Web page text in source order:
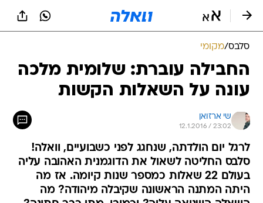
סלבס/מקומי
החבילה עוברת: שלומית מלכה
עונה על השאלות הקשות
שי ארזואן
12.1.2016 / 23:02
לרגל יום הולדתה, שנחגג לפני כשבועיים, וואלה!
סלבס החליטה לשאול את הדוגמנית האהובה עליה
בעולם 22 שאלות כמספר שנות קיומה. אז מה
היתה המתנה הראשונה שקיבלה מיהודה? מה